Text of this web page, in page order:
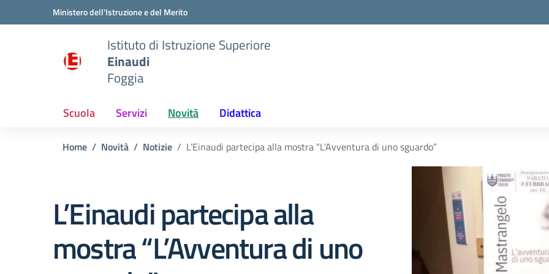
Vai ai contenuti
Vai al menu di navigazioneMinistero dell'Istruzione e del Merito
Istituto di Istruzione Superiore
Einaudi
Foggia
Scuola Servizi Novità Didattica
Home Novità Notizie L’Einaudi partecipa alla mostra “L’Avventura di uno sguardo”
L’Einaudi partecipa alla
mostra “L’Avventura di uno